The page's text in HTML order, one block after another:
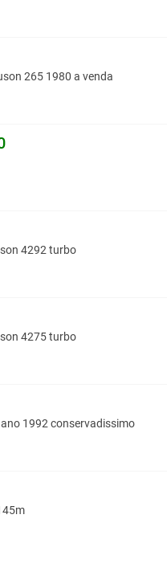
265 1980 a venda
4292 turbo
4275 turbo
1992 conservadissimo